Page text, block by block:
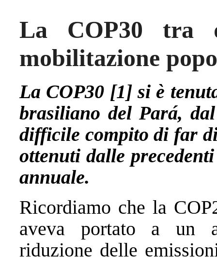
La COP30 tra
mobilitazione
La COP30 [1] si è
brasiliano del Pará,
difficile compito di far
ottenuti dalle
annuale.
Ricordiamo che la
aveva portato a un
riduzione delle